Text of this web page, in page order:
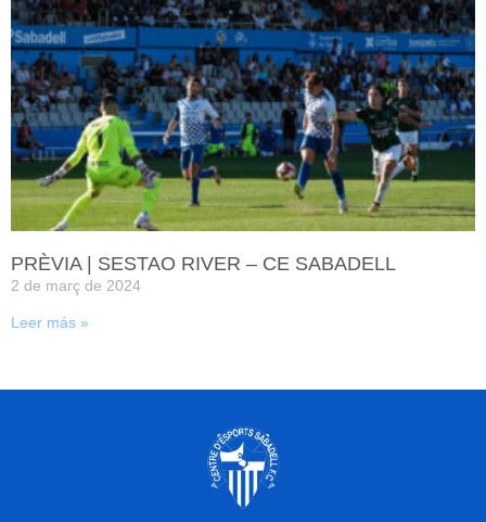
PRÈVIA | SESTAO RIVER – CE SABADELL
2 de març de 2024
Leer más »